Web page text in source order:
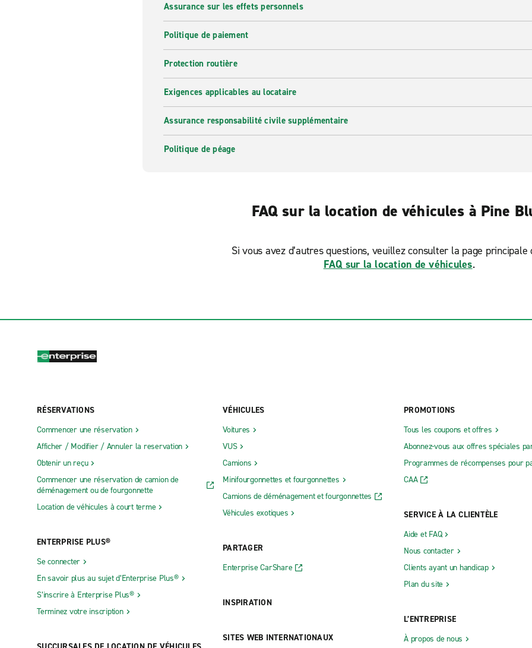
Assurance sur les effets personnels
Politique de paiement
Protection routière
Exigences applicables au locataire
Assurance responsabilité civile supplémentaire
Politique de péage
FAQ sur la location de véhicules à Pine
Si vous avez d’autres questions, veuillez consulter la page principale
FAQ sur la location de véhicules.
RÉSERVATIONS
Commencer une réservation
Afficher / Modifier / Annuler la reservation
Obtenir un reçu
Commencer une réservation de camion de
déménagement ou de fourgonnette
Location de véhicules à court terme
ENTERPRISE PLUS®
Se connecter
En savoir plus au sujet d’Enterprise Plus®
S’inscrire à Enterprise Plus®
Terminez votre inscription
VÉHICULES
Voitures
VUS
Camions
Minifourgonnettes et fourgonnettes
Camions de déménagement et fourgonnettes
Véhicules exotiques
PARTAGER
Enterprise CarShare
INSPIRATION
SITES WEB INTERNATIONAUX
PROMOTIONS
Tous les coupons et offres
Abonnez-vous aux offres spéciales
Programmes de récompenses pour
CAA
SERVICE À LA CLIENTÈLE
Aide et FAQ
Nous contacter
Clients ayant un handicap
Plan du site
L’ENTREPRISE
À propos de nous